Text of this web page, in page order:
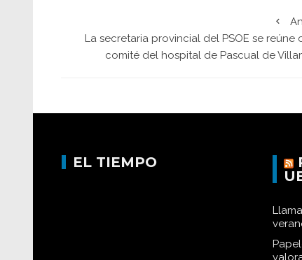
La secretaria provincial del PSOE se reúne
comité del hospital de Pascual de
EL TIEMPO